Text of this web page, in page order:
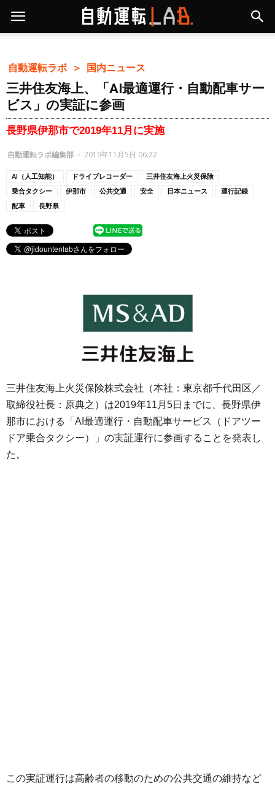
自動運転ラボ ＞ 国内ニュース
三井住友海上、「AI最適運行・自動配車サー
ビス」の実証に参画
長野県伊那市で2019年11月に実施
自動運転ラボ編集部 - 2019年11月5日 06:22
AI（人工知能） ドライブレコーダー
三井住友海上火災保険
乗合タクシー
伊那市 公共交通 安全 日本ニュース
運行記録
配車
長野県
三井住友海上火災保険株式会社（本社：東京都千代田区／
取締役社長：原典之）は2019年11月5日までに、長野県伊
那市における「AI最適運行・自動配車サービス（ドアツー
ドア乗合タクシー）」の実証運行に参画することを発表し
た。
この実証運行は高齢者の移動のための公共交通の維持など